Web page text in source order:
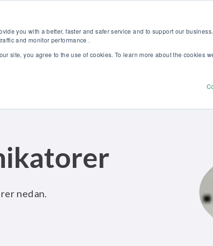
you with a better, faster and safer service and to support our
and monitor performance .
site, you agree to the use of cookies. To learn more about the cookies
Produkter Lösningar Tjänster
nedan.